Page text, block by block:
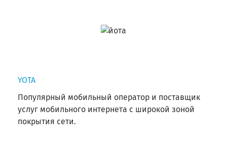
YOTA
Популярный мобильный оператор и поставщик
услуг мобильного интернета с широкой зоной
покрытия сети.